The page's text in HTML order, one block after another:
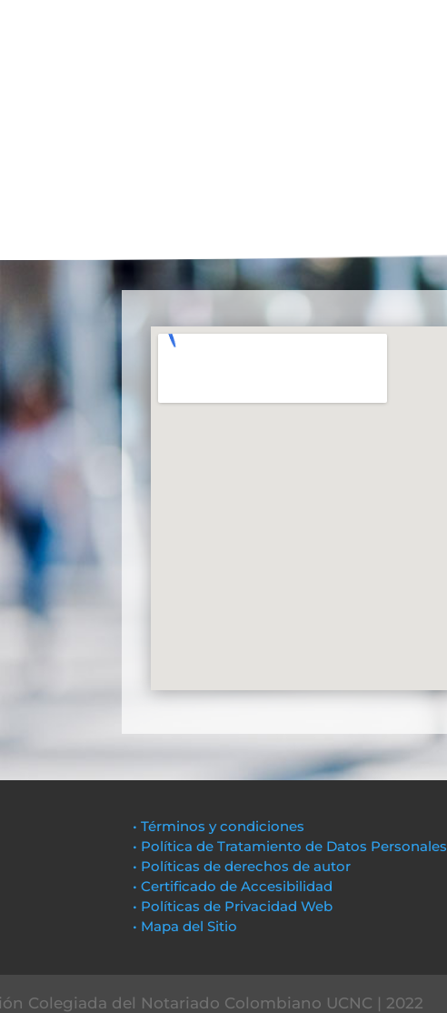
• Términos y condiciones
• Política de Tratamiento de Datos Personales
• Políticas de derechos de autor
• Certificado de Accesibilidad
• Políticas de Privacidad Web
• Mapa del Sitio
Colegiada del Notariado Colombiano UCNC | 2022